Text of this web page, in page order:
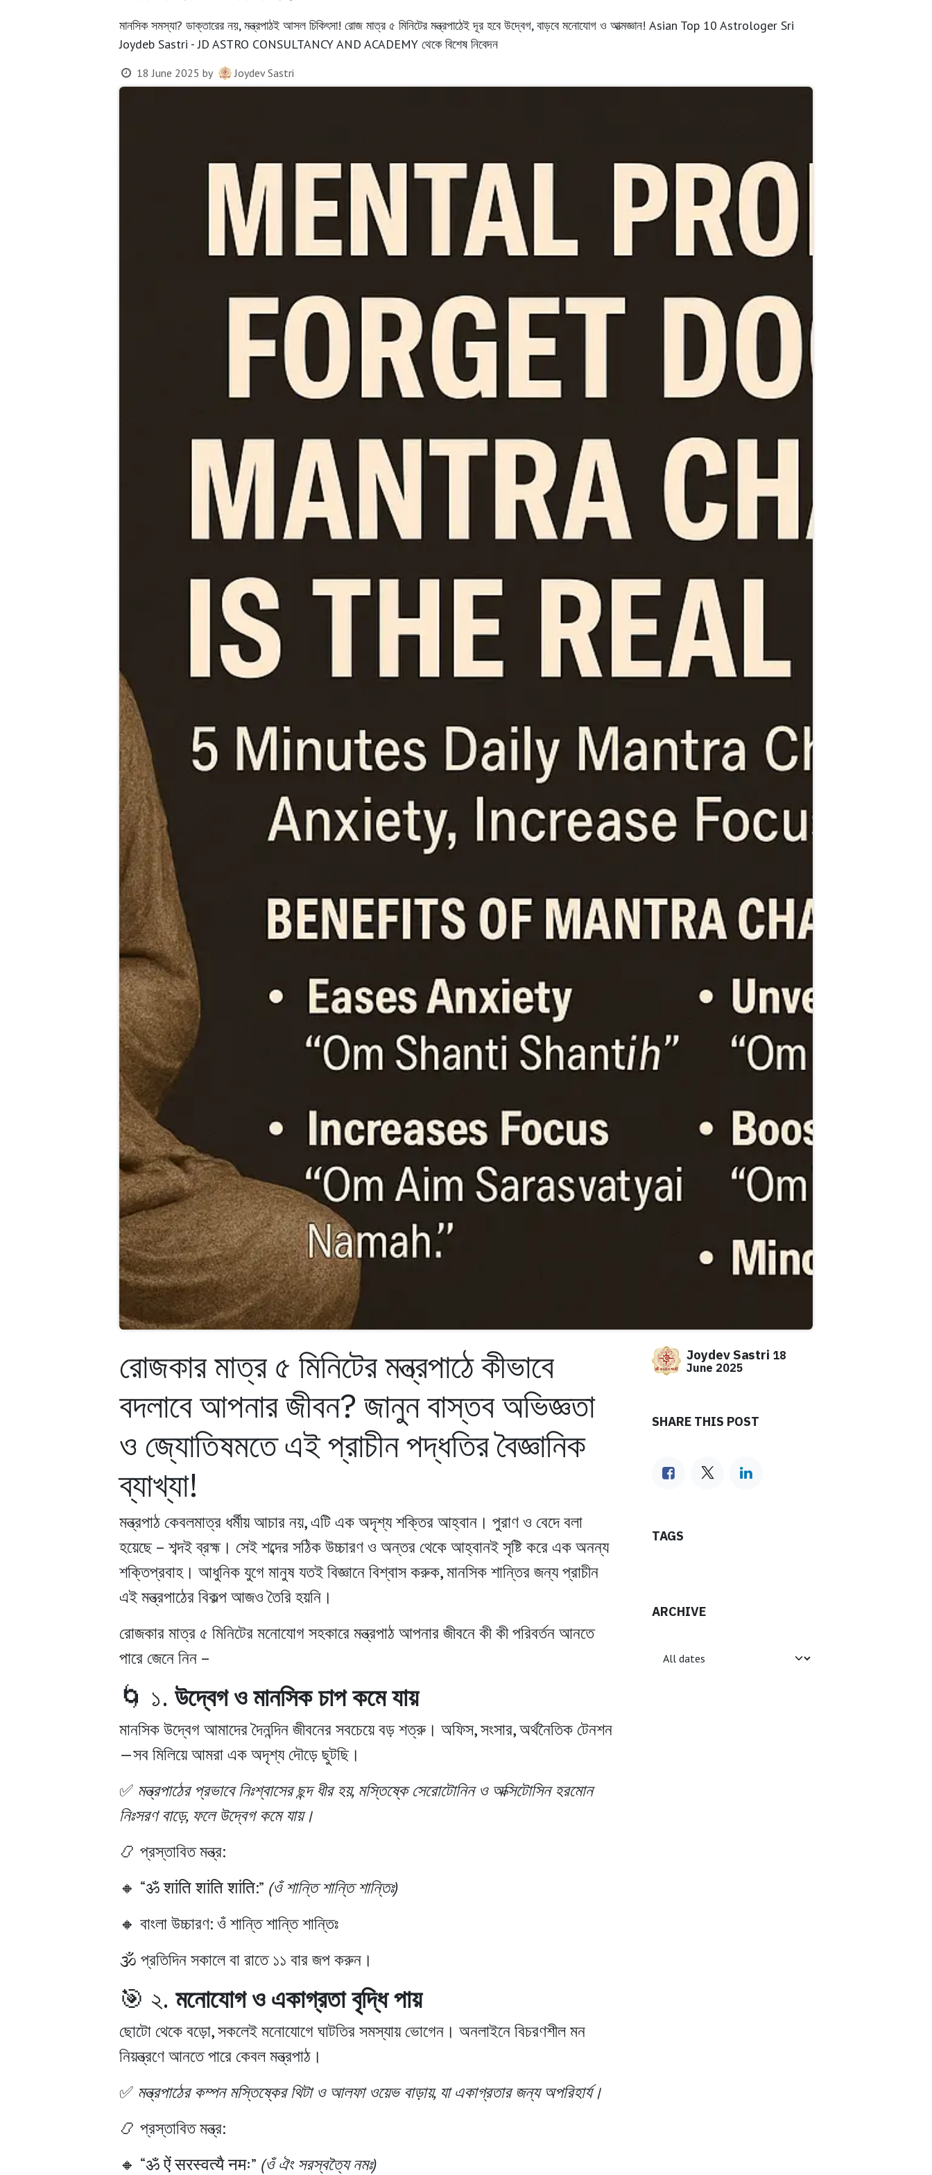
মানসিক সমস্যা? ডাক্তারের নয়, মন্ত্রপাঠই আসল চিকিৎসা! রোজ মাত্র ৫ মিনিটের মন্ত্রপাঠেই দূর হবে উদ্বেগ, বাড়বে মনোযোগ ও আত্মজ্ঞান! Asian Top 10 Astrologer Sri
Joydeb Sastri - JD ASTRO CONSULTANCY AND ACADEMY থেকে বিশেষ নিবেদন
18 June 2025 by Joydev Sastri
রোজকার মাত্র ৫ মিনিটের মন্ত্রপাঠে কীভাবে
বদলাবে আপনার জীবন? জানুন বাস্তব অভিজ্ঞতা
ও জ্যোতিষমতে এই প্রাচীন পদ্ধতির বৈজ্ঞানিক
ব্যাখ্যা!
মন্ত্রপাঠ কেবলমাত্র ধর্মীয় আচার নয়, এটি এক অদৃশ্য শক্তির আহ্বান। পুরাণ ও বেদে বলা
হয়েছে – শব্দই ব্রহ্ম। সেই শব্দের সঠিক উচ্চারণ ও অন্তর থেকে আহ্বানই সৃষ্টি করে এক অনন্য
শক্তিপ্রবাহ। আধুনিক যুগে মানুষ যতই বিজ্ঞানে বিশ্বাস করুক, মানসিক শান্তির জন্য প্রাচীন
এই মন্ত্রপাঠের বিকল্প আজও তৈরি হয়নি।
রোজকার মাত্র ৫ মিনিটের মনোযোগ সহকারে মন্ত্রপাঠ আপনার জীবনে কী কী পরিবর্তন আনতে
পারে জেনে নিন –
🌀 ১. উদ্বেগ ও মানসিক চাপ কমে যায়
মানসিক উদ্বেগ আমাদের দৈনন্দিন জীবনের সবচেয়ে বড় শত্রু। অফিস, সংসার, অর্থনৈতিক টেনশন
—সব মিলিয়ে আমরা এক অদৃশ্য দৌড়ে ছুটছি।
✅ মন্ত্রপাঠের প্রভাবে নিঃশ্বাসের ছন্দ ধীর হয়, মস্তিষ্কে সেরোটোনিন ও অক্সিটোসিন হরমোন
নিঃসরণ বাড়ে, ফলে উদ্বেগ কমে যায়।
📿 প্রস্তাবিত মন্ত্র:
🔸 “ॐ शांति शांति शांति:” (ওঁ শান্তি শান্তি শান্তিঃ)
🔸 বাংলা উচ্চারণ:ওঁ শান্তি শান্তি শান্তিঃ
🕉️ প্রতিদিন সকালে বা রাতে ১১ বার জপ করুন।
🎯 ২. মনোযোগ ও একাগ্রতা বৃদ্ধি পায়
ছোটো থেকে বড়ো, সকলেই মনোযোগে ঘাটতির সমস্যায় ভোগেন। অনলাইনে বিচরণশীল মন
নিয়ন্ত্রণে আনতে পারে কেবল মন্ত্রপাঠ।
✅ মন্ত্রপাঠের কম্পন মস্তিষ্কের থিটা ও আলফা ওয়েভ বাড়ায়, যা একাগ্রতার জন্য অপরিহার্য।
📿 প্রস্তাবিত মন্ত্র:
🔸 “ॐ ऐं सरस्वत्यै नमः” (ওঁ ঐং সরস্বত্যৈ নমঃ)
Joydev Sastri 18
June 2025
SHARE THIS POST
TAGS
ARCHIVE